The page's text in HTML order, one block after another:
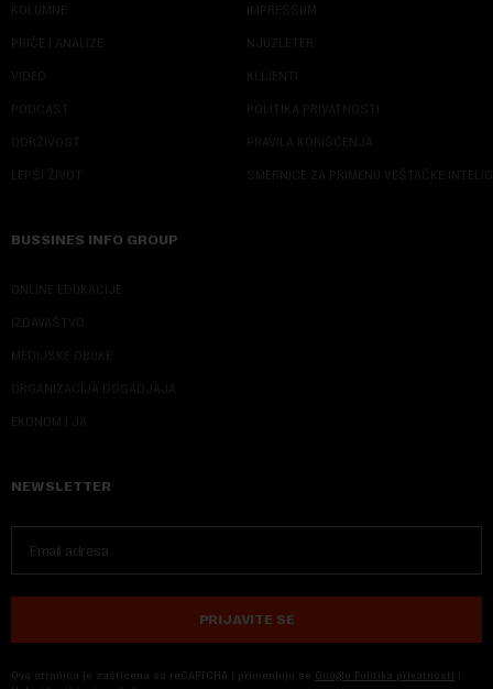
KOLUMNE
PRIČE I ANALIZE
VIDEO
PODCAST
ODRŽIVOST
LEPŠI ŽIVOT
IMPRESSUM
NJUZLETER
KLIJENTI
POLITIKA PRIVATNOSTI
PRAVILA KORIŠĆENJA
SMERNICE ZA PRIMENU VEŠTAČKE
BUSSINES INFO GROUP
ONLINE EDUKACIJE
IZDAVAŠTVO
MEDIJSKE OBUKE
ORGANIZACIJA DOGADJAJA
EKONOM I JA
NEWSLETTER
PRIJAVITE SE
Ova stranica je zaštićena sa reCAPTCHA i primenjuju se Google Politika privatnosti i